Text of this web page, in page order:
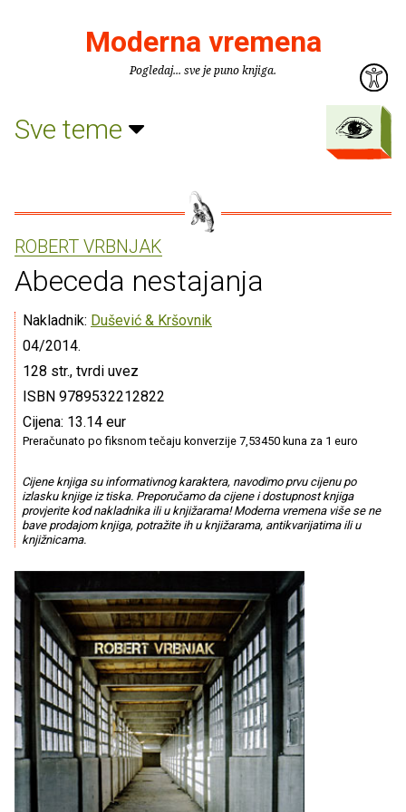
Moderna vremena
Pogledaj... sve je puno knjiga.
Sve teme
ROBERT VRBNJAK
Abeceda nestajanja
Nakladnik: Dušević & Kršovnik
04/2014.
128 str., tvrdi uvez
ISBN 9789532212822
Cijena: 13.14 eur
Preračunato po fiksnom tečaju konverzije 7,53450 kuna za 1 euro
Cijene knjiga su informativnog karaktera, navodimo prvu cijenu po
izlasku knjige iz tiska. Preporučamo da cijene i dostupnost knjiga
provjerite kod nakladnika ili u knjižarama! Moderna vremena više se ne
bave prodajom knjiga, potražite ih u knjižarama, antikvarijatima ili u
knjižnicama.